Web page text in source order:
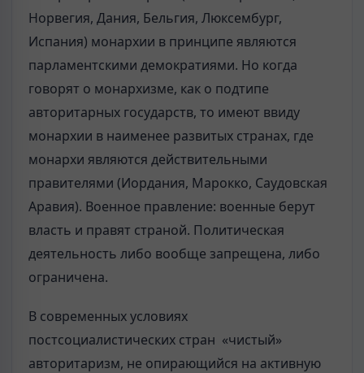
Норвегия, Дания, Бельгия, Люксембург,
Испания) монархии в принципе являются
парламентскими демократиями. Но когда
говорят о монархизме, как о подтипе
авторитарных государств, то имеют ввиду
монархии в наименее развитых странах, где
монархи являются действительными
правителями (Иордания, Марокко, Саудовская
Аравия). Военное правление: военные берут
власть и правят страной. Политическая
деятельность либо вообще запрещена, либо
ограничена.
В современных условиях
постсоциалистических стран «чистый»
авторитаризм, не опирающийся на активную